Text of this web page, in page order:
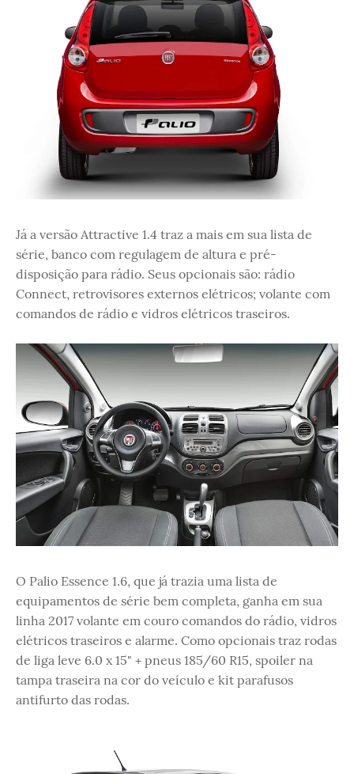
Já a versão Attractive 1.4 traz a mais em sua lista de
série, banco com regulagem de altura e pré-
disposição para rádio. Seus opcionais são: rádio
Connect, retrovisores externos elétricos; volante com
comandos de rádio e vidros elétricos traseiros.
O Palio Essence 1.6, que já trazia uma lista de
equipamentos de série bem completa, ganha em sua
linha 2017 volante em couro comandos do rádio, vidros
elétricos traseiros e alarme. Como opcionais traz rodas
de liga leve 6.0 x 15" + pneus 185/60 R15, spoiler na
tampa traseira na cor do veículo e kit parafusos
antifurto das rodas.